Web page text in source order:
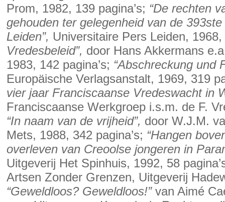
Prom, 1982, 139 pagina’s; “De rechten
gehouden ter gelegenheid van de
Leiden”, Universitaire Pers Leiden,
Vredesbeleid”, door Hans Akkermans
1983, 142 pagina’s; “Abschreckung und
Europäische Verlagsanstalt, 1969, 319
vier jaar Franciscaanse Vredeswacht in
Franciscaanse Werkgroep i.s.m. de F.
“In naam van de vrijheid”, door W.J.M.
Mets, 1988, 342 pagina’s; “Hangen
overleven van Creoolse jongeren in
Uitgeverij Het Spinhuis, 1992, 58
Artsen Zonder Grenzen, Uitgeverij
“Geweldloos? Geweldloos!”van Aimé